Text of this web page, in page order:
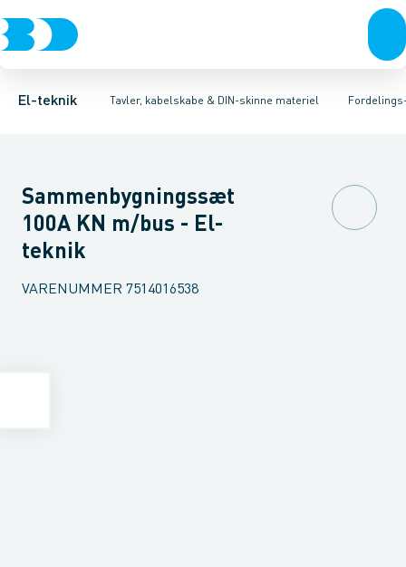
El-teknik Tavler, kabelskabe & DIN-skinne materiel
Afbrydere, stikkontakter & lampeudtagForgreningsmateriel
Tavler, kapsling og rackskabe Fordelings-/byggepladstavler
Afgangsbox for kanalskinneTilgangsboks for strømskinne
Sammenbygningssæt
100A KN m/bus - El-
teknik
VARENUMMER 7514016538